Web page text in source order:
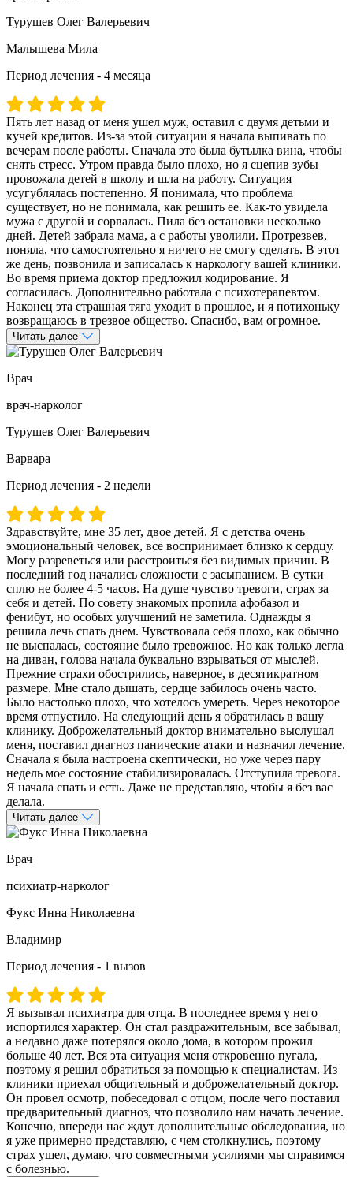
Турушев Олег Валерьевич
Малышева Мила
Период лечения - 4 месяца
Пять лет назад от меня ушел муж, оставил с двумя детьми и
кучей кредитов. Из-за этой ситуации я начала выпивать по
вечерам после работы. Сначала это была бутылка вина, чтобы
снять стресс. Утром правда было плохо, но я сцепив зубы
провожала детей в школу и шла на работу. Ситуация
усугублялась постепенно. Я понимала, что проблема
существует, но не понимала, как решить ее. Как-то увидела
мужа с другой и сорвалась. Пила без остановки несколько
дней. Детей забрала мама, а с работы уволили. Протрезвев,
поняла, что самостоятельно я ничего не смогу сделать. В этот
же день, позвонила и записалась к наркологу вашей клиники.
Во время приема доктор предложил кодирование. Я
согласилась. Дополнительно работала с психотерапевтом.
Наконец эта страшная тяга уходит в прошлое, и я потихоньку
возвращаюсь в трезвое общество. Спасибо, вам огромное.
Читать далее
Врач
врач-нарколог
Турушев Олег Валерьевич
Варвара
Период лечения - 2 недели
Здравствуйте, мне 35 лет, двое детей. Я с детства очень
эмоциональный человек, все воспринимает близко к сердцу.
Могу разреветься или расстроиться без видимых причин. В
последний год начались сложности с засыпанием. В сутки
сплю не более 4-5 часов. На душе чувство тревоги, страх за
себя и детей. По совету знакомых пропила афобазол и
фенибут, но особых улучшений не заметила. Однажды я
решила лечь спать днем. Чувствовала себя плохо, как обычно
не выспалась, состояние было тревожное. Но как только легла
на диван, голова начала буквально взрываться от мыслей.
Прежние страхи обострились, наверное, в десятикратном
размере. Мне стало дышать, сердце забилось очень часто.
Было настолько плохо, что хотелось умереть. Через некоторое
время отпустило. На следующий день я обратилась в вашу
клинику. Доброжелательный доктор внимательно выслушал
меня, поставил диагноз панические атаки и назначил лечение.
Сначала я была настроена скептически, но уже через пару
недель мое состояние стабилизировалась. Отступила тревога.
Я начала спать и есть. Даже не представляю, чтобы я без вас
делала.
Читать далее
Врач
психиатр-нарколог
Фукс Инна Николаевна
Владимир
Период лечения - 1 вызов
Я вызывал психиатра для отца. В последнее время у него
испортился характер. Он стал раздражительным, все забывал,
а недавно даже потерялся около дома, в котором прожил
больше 40 лет. Вся эта ситуация меня откровенно пугала,
поэтому я решил обратиться за помощью к специалистам. Из
клиники приехал общительный и доброжелательный доктор.
Он провел осмотр, побеседовал с отцом, после чего поставил
предварительный диагноз, что позволило нам начать лечение.
Конечно, впереди нас ждут дополнительные обследования, но
я уже примерно представляю, с чем столкнулись, поэтому
страх ушел, думаю, что совместными усилиями мы справимся
с болезнью.